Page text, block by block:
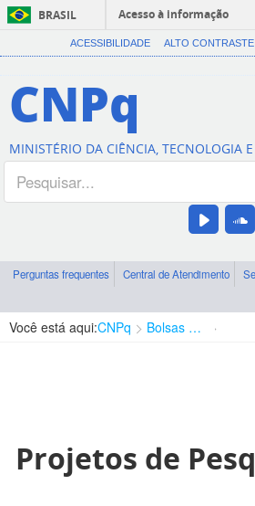
BRASIL
Acesso à informação
ACESSIBILIDADE ALTO CONTRASTE
CNPq
MINISTÉRIO DA CIÊNCIA, TECNOLOGIA
Perguntas frequentes Central de Atendimento
Você está aqui:CNPq Bolsas e Auxílios Vigentes
Projetos de